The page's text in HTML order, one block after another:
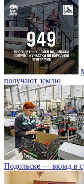
получают землю
Подольске — вклад в